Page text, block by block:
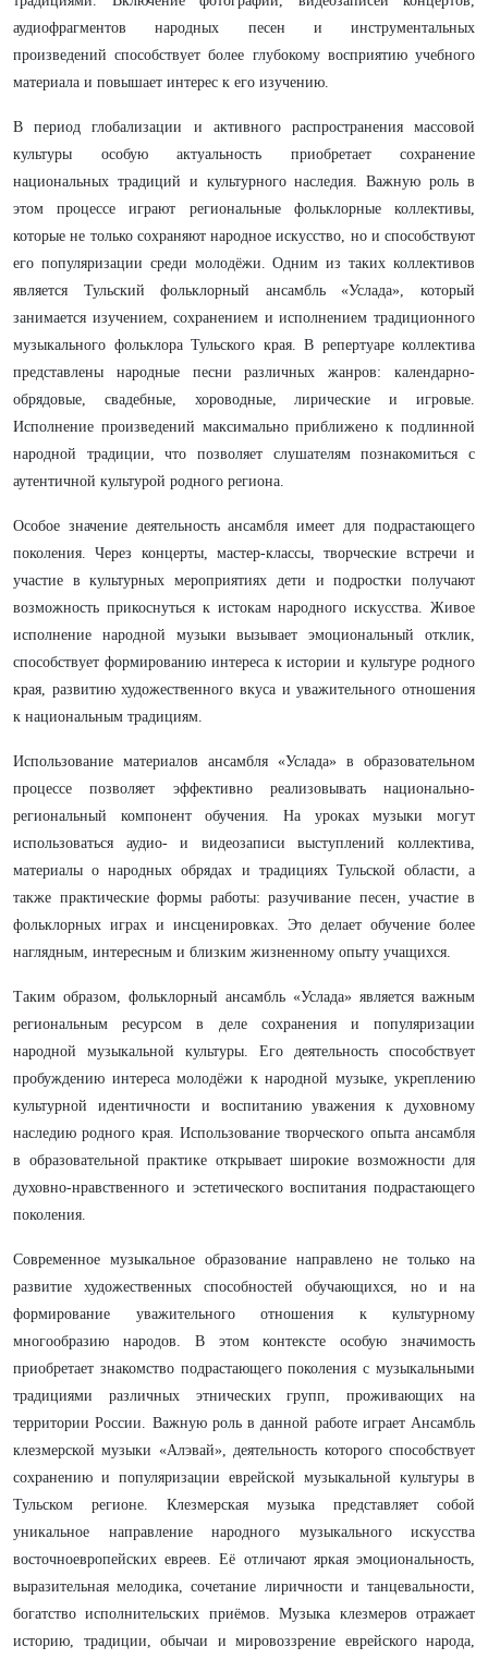
аудиофрагментов народных песен и инструментальных
произведений способствует более глубокому восприятию учебного
материала и повышает интерес к его изучению.
В период глобализации и активного распространения массовой
культуры особую актуальность приобретает сохранение
национальных традиций и культурного наследия. Важную роль в
этом процессе играют региональные фольклорные коллективы,
которые не только сохраняют народное искусство, но и способствуют
его популяризации среди молодёжи. Одним из таких коллективов
является Тульский фольклорный ансамбль «Услада», который
занимается изучением, сохранением и исполнением традиционного
музыкального фольклора Тульского края. В репертуаре коллектива
представлены народные песни различных жанров: календарно-
обрядовые, свадебные, хороводные, лирические и игровые.
Исполнение произведений максимально приближено к подлинной
народной традиции, что позволяет слушателям познакомиться с
аутентичной культурой родного региона.
Особое значение деятельность ансамбля имеет для подрастающего
поколения. Через концерты, мастер-классы, творческие встречи и
участие в культурных мероприятиях дети и подростки получают
возможность прикоснуться к истокам народного искусства. Живое
исполнение народной музыки вызывает эмоциональный отклик,
способствует формированию интереса к истории и культуре родного
края, развитию художественного вкуса и уважительного отношения
к национальным традициям.
Использование материалов ансамбля «Услада» в образовательном
процессе позволяет эффективно реализовывать национально-
региональный компонент обучения. На уроках музыки могут
использоваться аудио- и видеозаписи выступлений коллектива,
материалы о народных обрядах и традициях Тульской области, а
также практические формы работы: разучивание песен, участие в
фольклорных играх и инсценировках. Это делает обучение более
наглядным, интересным и близким жизненному опыту учащихся.
Таким образом, фольклорный ансамбль «Услада» является важным
региональным ресурсом в деле сохранения и популяризации
народной музыкальной культуры. Его деятельность способствует
пробуждению интереса молодёжи к народной музыке, укреплению
культурной идентичности и воспитанию уважения к духовному
наследию родного края. Использование творческого опыта ансамбля
в образовательной практике открывает широкие возможности для
духовно-нравственного и эстетического воспитания подрастающего
поколения.
Современное музыкальное образование направлено не только на
развитие художественных способностей обучающихся, но и на
формирование уважительного отношения к культурному
многообразию народов. В этом контексте особую значимость
приобретает знакомство подрастающего поколения с музыкальными
традициями различных этнических групп, проживающих на
территории России. Важную роль в данной работе играет Ансамбль
клезмерской музыки «Алэвай», деятельность которого способствует
сохранению и популяризации еврейской музыкальной культуры в
Тульском регионе. Клезмерская музыка представляет собой
уникальное направление народного музыкального искусства
восточноевропейских евреев. Её отличают яркая эмоциональность,
выразительная мелодика, сочетание лиричности и танцевальности,
богатство исполнительских приёмов. Музыка клезмеров отражает
историю, традиции, обычаи и мировоззрение еврейского народа,